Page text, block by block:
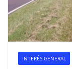
INTERÉS GENERAL